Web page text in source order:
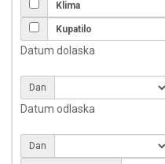
Klima
Kupatilo
Datum dolaska
Dan
Datum odlaska
Dan